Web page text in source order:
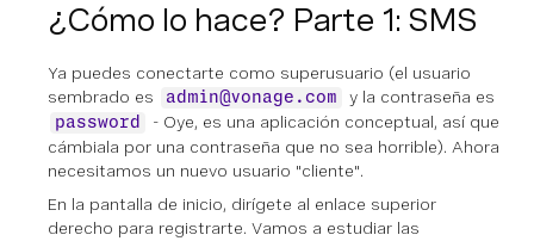
¿Cómo lo hace? Parte 1: SMS
Ya puedes conectarte como superusuario (el usuario
sembrado es
admin@vonage.com y la contraseña es
password
- Oye, es una aplicación conceptual, así que
cámbiala por una contraseña que no sea horrible). Ahora
necesitamos un nuevo usuario "cliente".
En la pantalla de inicio, dirígete al enlace superior
derecho para registrarte. Vamos a estudiar las